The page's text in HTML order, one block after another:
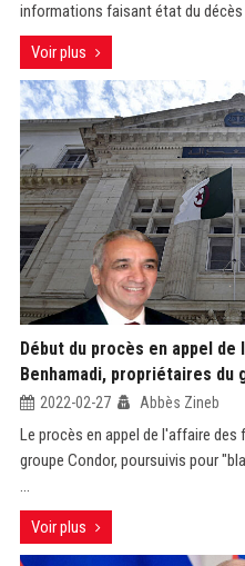
informations faisant état du
Voir plus
Début du procès en appel
Benhamadi, propriétaires du
2022-02-27 Abbès Zineb
Le procès en appel de l'affaire des
groupe Condor, poursuivis pour
...
Voir plus